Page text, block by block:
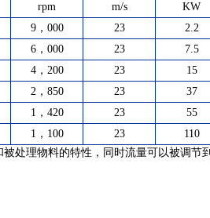
rpm
m/s
KW
9，000 23 2.2
6，000 23 7.5
4，200 23 15
2，850 23 37
1，420 23 55
1，100 23 110
处理物料的特性，同时流量可以被调节